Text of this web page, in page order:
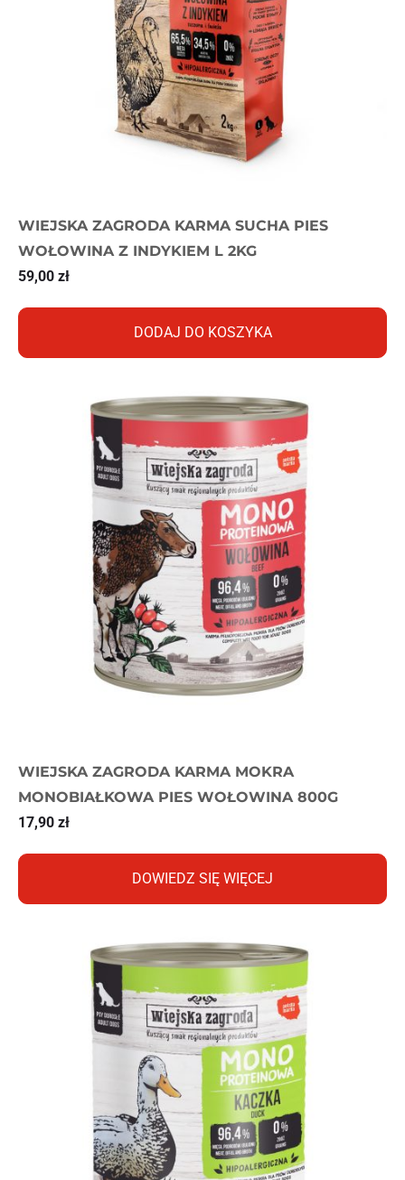
WIEJSKA ZAGRODA KARMA SUCHA PIES
WOŁOWINA Z INDYKIEM L 2KG
59,00 zł
DODAJ DO KOSZYKA
WIEJSKA ZAGRODA KARMA MOKRA
MONOBIAŁKOWA PIES WOŁOWINA 800G
17,90 zł
DOWIEDZ SIĘ WIĘCEJ